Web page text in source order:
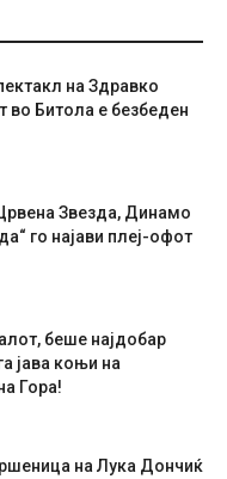
на Здравко
во Битола е безбеден
Звезда, Динамо
го најави плеј-офот
беше најдобар
јава коњи на
Гора!
на Лука Дончиќ